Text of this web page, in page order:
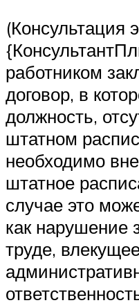
(Консультация
работником
договор, в
должность,
штатном
необходимо
штатное
случае это
как нарушение
труде,